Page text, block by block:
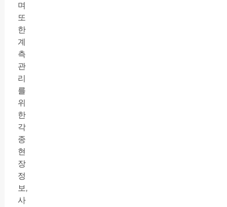
며
또
한
계
측
관
리
를
위
한
각
종
현
장
정
보,
사